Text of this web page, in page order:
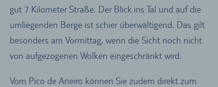
gut 7 Kilometer Straße. Der Blick ins Tal und auf die
umliegenden Berge ist schier überwältigend. Das gilt
besonders am Vormittag, wenn die Sicht noch nicht
von aufgezogenen Wolken eingeschränkt wird.
Vom Pico de Arieiro können Sie zudem direkt zum